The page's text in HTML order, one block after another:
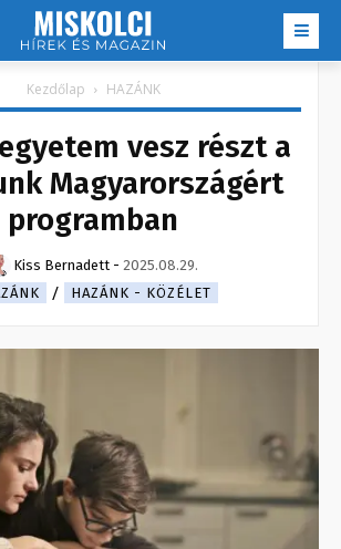
Kezdőlap HAZÁNK
vesz részt a
Magyarországért
programban
Kiss Bernadett - 2025.08.29.
HAZÁNK - KÖZÉLET